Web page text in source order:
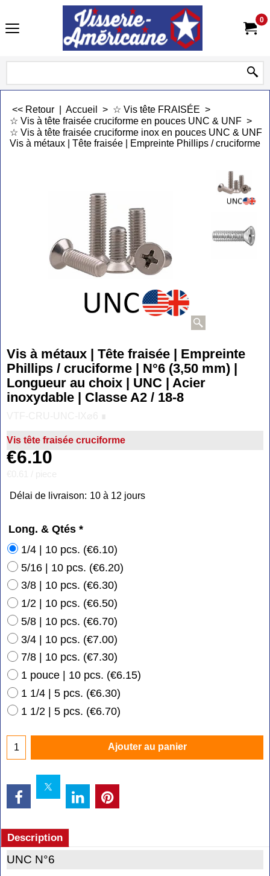
0
<< Retour Accueil > ☆ Vis tête FRAISÉE >
☆ Vis à tête fraisée cruciforme en pouces UNC & UNF >
☆ Vis à tête fraisée cruciforme inox en pouces UNC & UNF
Vis à métaux | Tête fraisée | Empreinte Phillips / cruciforme
Vis à métaux | Tête fraisée | Empreinte
Phillips / cruciforme | N°6 (3,50 mm) |
Longueur au choix | UNC | Acier
inoxydable | Classe A2 / 18-8
Vis tête fraisée cruciforme
€6.10
Délai de livraison: 10 à 12 jours
Long. & Qtés *
1/4 | 10 pcs. (€6.10)
5/16 | 10 pcs. (€6.20)
3/8 | 10 pcs. (€6.30)
1/2 | 10 pcs. (€6.50)
5/8 | 10 pcs. (€6.70)
3/4 | 10 pcs. (€7.00)
7/8 | 10 pcs. (€7.30)
1 pouce | 10 pcs. (€6.15)
1 1/4 | 5 pcs. (€6.30)
1 1/2 | 5 pcs. (€6.70)
Ajouter au panier
Description
UNC N°6